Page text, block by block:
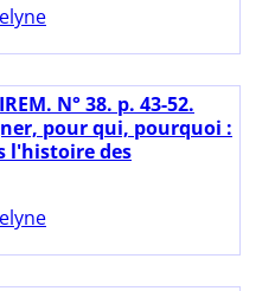
N° 38. p. 43-52.
pour qui, pourquoi :
l'histoire des